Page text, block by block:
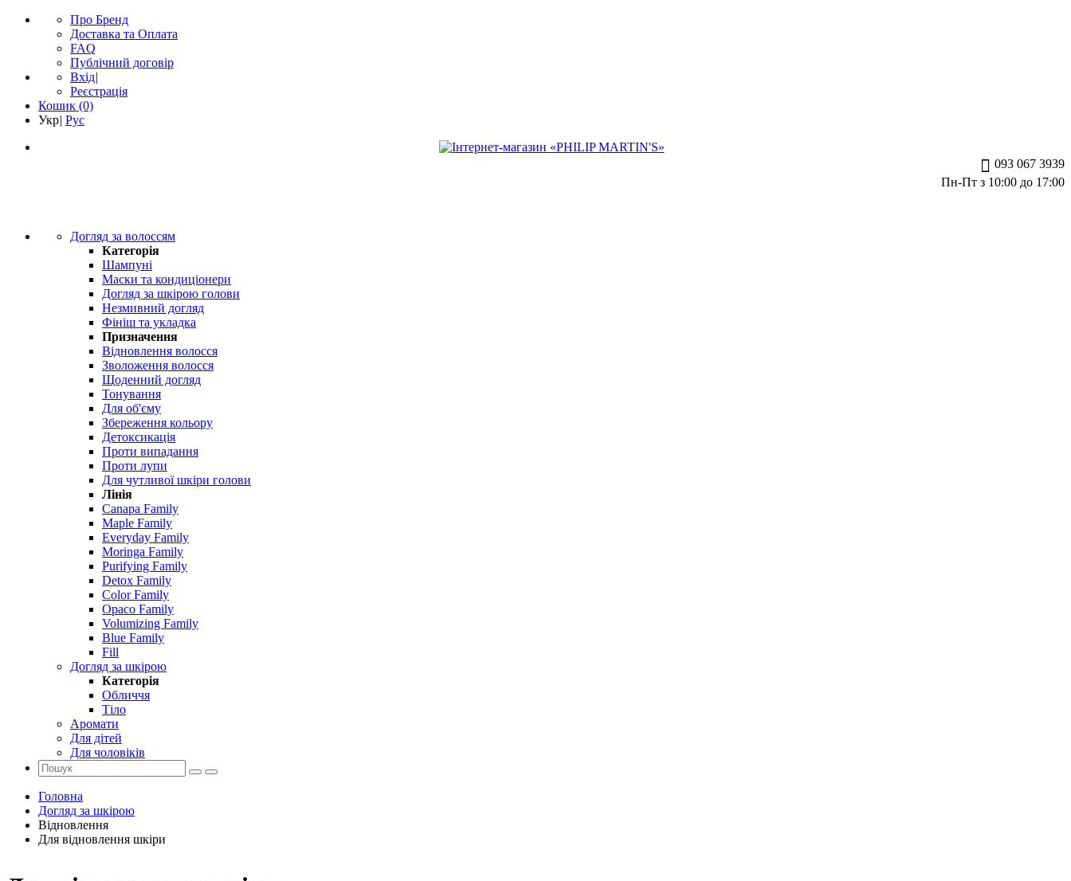
Про Бренд
Доставка та Оплата
FAQ
Публічний договір
Вхід|
Реєстрація
Кошик (0)
Укр| Рус
093 067 3939
Пн-Пт з 10:00 до 17:00
Догляд за волоссям
Категорія
Шампуні
Маски та кондиціонери
Догляд за шкірою голови
Незмивний догляд
Фініш та укладка
Призначення
Відновлення волосся
Зволоження волосся
Щоденний догляд
Тонування
Для об'єму
Збереження кольору
Детоксикація
Проти випадання
Проти лупи
Для чутливої ​​шкіри голови
Лінія
Canapa Family
Maple Family
Everyday Family
Moringa Family
Purifying Family
Detox Family
Color Family
Opaco Family
Volumizing Family
Blue Family
Fill
Догляд за шкірою
Категорія
Обличчя
Тіло
Аромати
Для дітей
Для чоловіків
Головна
Догляд за шкірою
Відновлення
Для відновлення шкіри